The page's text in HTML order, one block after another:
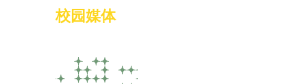
校园媒体